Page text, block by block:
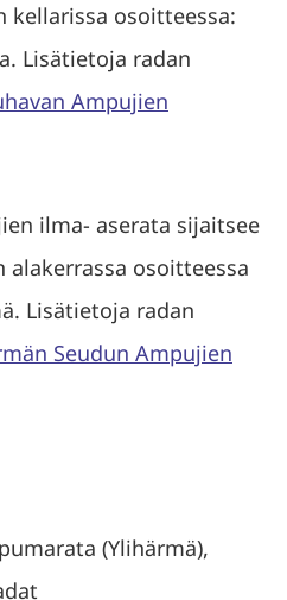
kellarissa osoitteessa:
Lisätietoja radan
Ampujien
ilma- aserata sijaitsee
osoitteessa
Lisätietoja radan
Seudun Ampujien
(Ylihärmä),